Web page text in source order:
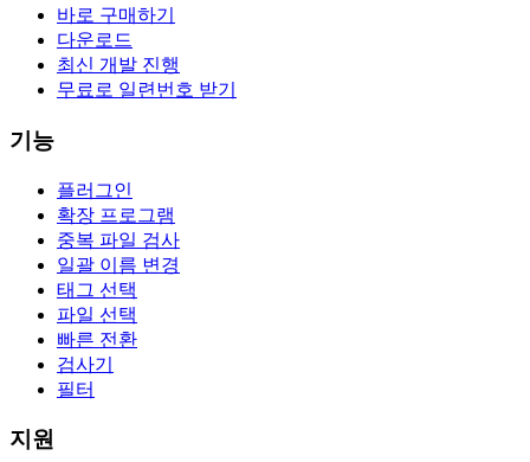
바로 구매하기
다운로드
최신 개발 진행
무료로 일련번호 받기
기능
플러그인
확장 프로그램
중복 파일 검사
일괄 이름 변경
태그 선택
파일 선택
빠른 전환
검사기
필터
지원